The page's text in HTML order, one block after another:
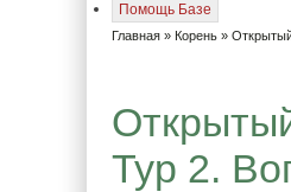
Помощь Базе
Главная » Корень »
Тур 2.